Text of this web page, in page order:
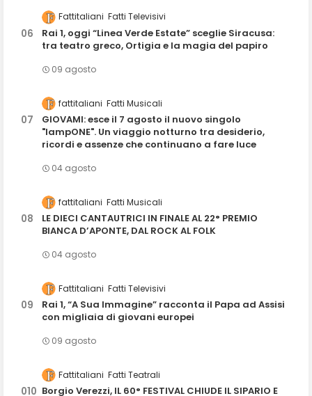
Fattitaliani Fatti Televisivi
Rai 1, oggi “Linea Verde Estate” sceglie Siracusa:
tra teatro greco, Ortigia e la magia del papiro
09 agosto
fattitaliani Fatti Musicali
GIOVAMI: esce il 7 agosto il nuovo singolo
"lampONE". Un viaggio notturno tra desiderio,
ricordi e assenze che continuano a fare luce
04 agosto
fattitaliani Fatti Musicali
LE DIECI CANTAUTRICI IN FINALE AL 22° PREMIO
BIANCA D’APONTE, DAL ROCK AL FOLK
04 agosto
Fattitaliani Fatti Televisivi
Rai 1, “A Sua Immagine” racconta il Papa ad Assisi
con migliaia di giovani europei
09 agosto
Fattitaliani Fatti Teatrali
Borgio Verezzi, IL 60° FESTIVAL CHIUDE IL SIPARIO E